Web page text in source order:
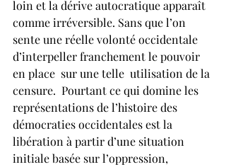
loin et la dérive autocratique apparaît
comme irréversible. Sans que l’on
sente une réelle volonté occidentale
d’interpeller franchement le pouvoir
en place  sur une telle  utilisation de la
censure.  Pourtant ce qui domine les
représentations de l’histoire des
démocraties occidentales est la
libération à partir d’une situation
initiale basée sur l’oppression,